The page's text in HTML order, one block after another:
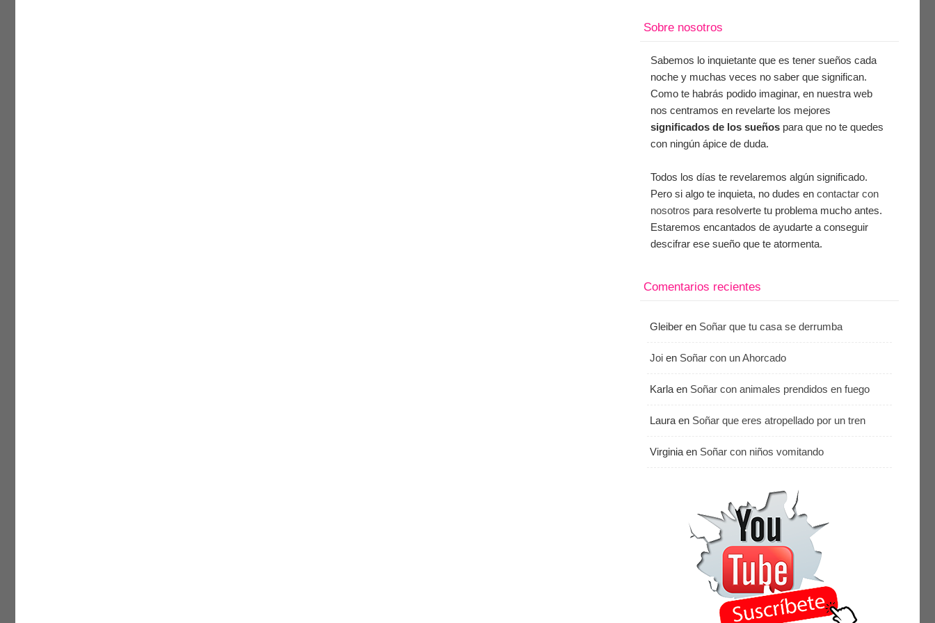
Sobre nosotros
Sabemos lo inquietante que es tener sueños cada
noche y muchas veces no saber que significan.
Como te habrás podido imaginar, en nuestra web
nos centramos en revelarte los mejores
significados de los sueños para que no te quedes
con ningún ápice de duda.
Todos los días te revelaremos algún significado.
Pero si algo te inquieta, no dudes en contactar con
nosotros para resolverte tu problema mucho antes.
Estaremos encantados de ayudarte a conseguir
descifrar ese sueño que te atormenta.
Comentarios recientes
Gleiber en Soñar que tu casa se derrumba
Joi en Soñar con un Ahorcado
Karla en Soñar con animales prendidos en fuego
Laura en Soñar que eres atropellado por un tren
Virginia en Soñar con niños vomitando